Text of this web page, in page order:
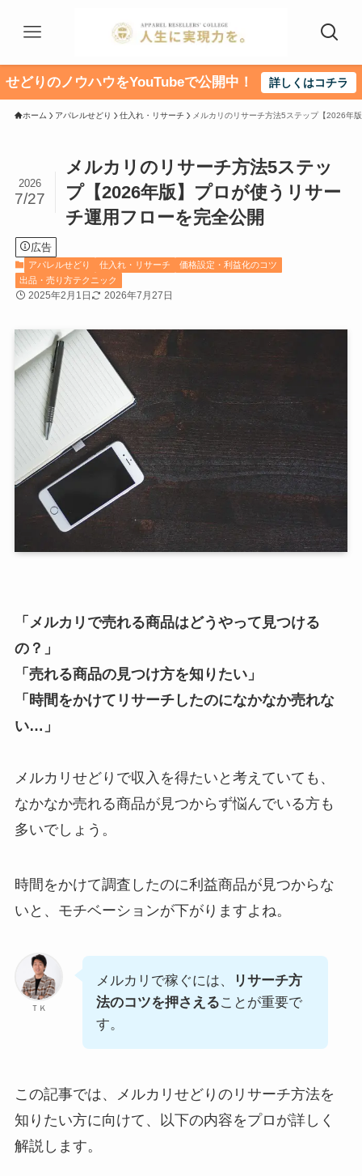
せどりのノウハウをYouTubeで公開中！ 詳しくはコチラ
ホーム アパレルせどり 仕入れ・リサーチ メルカリのリサーチ方法5ステップ【2026年
メルカリのリサーチ方法5ステッ
プ【2026年版】プロが使うリサー
チ運用フローを完全公開
2026
7/27
広告
アパレルせどり 仕入れ・リサーチ
価格設定・利益化のコツ
出品・売り方テクニック
2025年2月1日 2026年7月27日
「メルカリで売れる商品はどうやって見つける
の？」
「売れる商品の見つけ方を知りたい」
「時間をかけてリサーチしたのになかなか売れな
い…」
メルカリせどりで収入を得たいと考えていても、
なかなか売れる商品が見つからず悩んでいる方も
多いでしょう。
時間をかけて調査したのに利益商品が見つからな
いと、モチベーションが下がりますよね。
ＴＫ
メルカリで稼ぐには、
リサーチ方
法のコツを押さえることが重要で
す。
この記事では、メルカリせどりのリサーチ方法を
知りたい方に向けて、以下の内容をプロが詳しく
解説します。